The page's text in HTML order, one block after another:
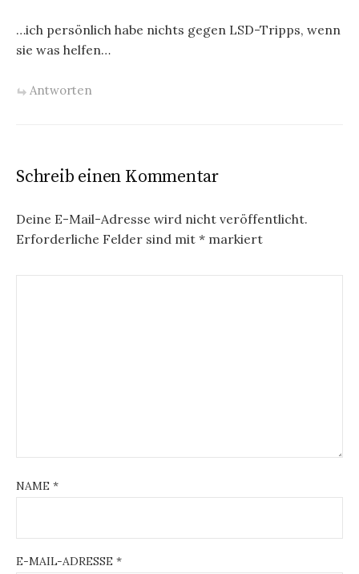
…ich persönlich habe nichts gegen LSD-Tripps, wenn
sie was helfen…
Antworten
Schreib einen Kommentar
Deine E-Mail-Adresse wird nicht veröffentlicht.
Erforderliche Felder sind mit * markiert
NAME *
E-MAIL-ADRESSE *